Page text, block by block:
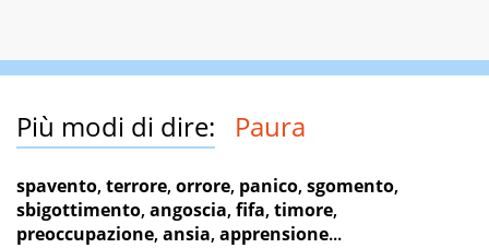
Più modi di dire: Paura
spavento,terrore,orrore, panico,sgomento,
sbigottimento,angoscia,fifa,timore,
preoccupazione,ansia,apprensione...